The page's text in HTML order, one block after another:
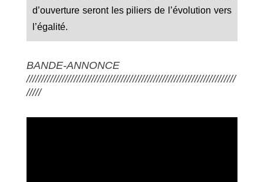
d’ouverture seront les piliers de l’évolution vers
l’égalité.
BANDE-ANNONCE
///////////////////////////////////////////////////////////////////////
/////